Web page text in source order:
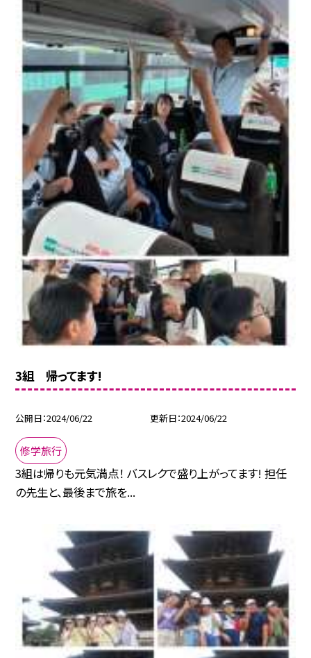
3組 帰ってます!
公開日 2024/06/22 更新日 2024/06/22
修学旅行
3組は帰りも元気満点！ バスレクで盛り上がってます! 担任
の先生と、最後まで旅を...